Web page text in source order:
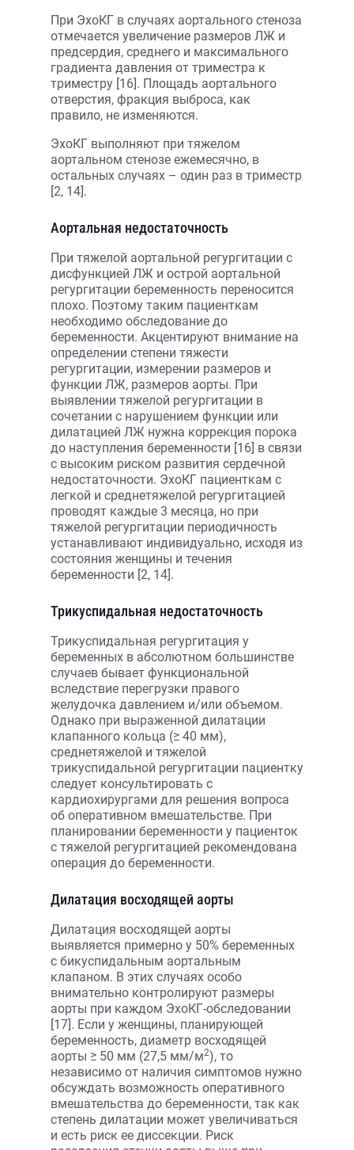
При ЭхоКГ в случаях аортального стеноза
отмечается увеличение размеров ЛЖ и
предсердия, среднего и максимального
градиента давления от триместра к
триместру [16]. Площадь аортального
отверстия, фракция выброса, как
правило, не изменяются.
ЭхоКГ выполняют при тяжелом
аортальном стенозе ежемесячно, в
остальных случаях – один раз в триместр
[2, 14].
Аортальная недостаточность
При тяжелой аортальной регургитации с
дисфункцией ЛЖ и острой аортальной
регургитации беременность переносится
плохо. Поэтому таким пациенткам
необходимо обследование до
беременности. Акцентируют внимание на
определении степени тяжести
регургитации, измерении размеров и
функции ЛЖ, размеров аорты. При
выявлении тяжелой регургитации в
сочетании с нарушением функции или
дилатацией ЛЖ нужна коррекция порока
до наступления беременности [16] в связи
с высоким риском развития сердечной
недостаточности. ЭхоКГ пациенткам с
легкой и среднетяжелой регургитацией
проводят каждые 3 месяца, но при
тяжелой регургитации периодичность
устанавливают индивидуально, исходя из
состояния женщины и течения
беременности [2, 14].
Трикуспидальная недостаточность
Трикуспидальная регургитация у
беременных в абсолютном большинстве
случаев бывает функциональной
вследствие перегрузки правого
желудочка давлением и/или объемом.
Однако при выраженной дилатации
клапанного кольца (≥ 40 мм),
среднетяжелой и тяжелой
трикуспидальной регургитации пациентку
следует консультировать с
кардиохирургами для решения вопроса
об оперативном вмешательстве. При
планировании беременности у пациенток
с тяжелой регургитацией рекомендована
операция до беременности.
Дилатация восходящей аорты
Дилатация восходящей аорты
выявляется примерно у 50% беременных
с бикуспидальным аортальным
клапаном. В этих случаях особо
внимательно контролируют размеры
аорты при каждом ЭхоКГ-обследовании
[17]. Если у женщины, планирующей
беременность, диаметр восходящей
аорты ≥ 50 мм (27,5 мм/м2), то
независимо от наличия симптомов нужно
обсуждать возможность оперативного
вмешательства до беременности, так как
степень дилатации может увеличиваться
и есть риск ее диссекции. Риск